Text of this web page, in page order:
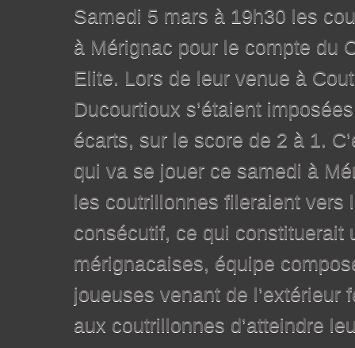
Samedi 5 mars à 19h30 les
à Mérignac pour le compte du
Elite. Lors de leur venue à
Ducourtioux s’étaient
écarts, sur le score de 2 à 1.
qui va se jouer ce samedi à
les coutrillonnes fileraient vers
consécutif, ce qui constituerait
mérignacaises, équipe
joueuses venant de l’extérieur
aux coutrillonnes d’atteindre